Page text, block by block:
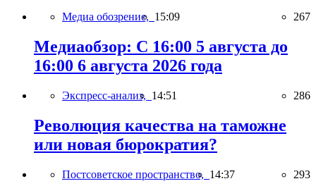
Медиа обозрение, 15:09 267
Медиаобзор: С 16:00 5 августа до
16:00 6 августа 2026 года
Экспресс-анализ, 14:51 286
Революция качества на таможне
или новая бюрократия?
Постсоветское пространство, 14:37 293